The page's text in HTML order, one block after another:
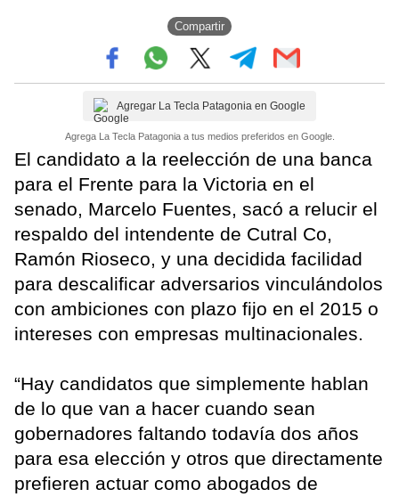
Compartir
Agregar La Tecla Patagonia en Google
Agrega La Tecla Patagonia a tus medios preferidos en Google.
El candidato a la reelección de una banca
para el Frente para la Victoria en el
senado, Marcelo Fuentes, sacó a relucir el
respaldo del intendente de Cutral Co,
Ramón Rioseco, y una decidida facilidad
para descalificar adversarios vinculándolos
con ambiciones con plazo fijo en el 2015 o
intereses con empresas multinacionales.
“Hay candidatos que simplemente hablan
de lo que van a hacer cuando sean
gobernadores faltando todavía dos años
para esa elección y otros que directamente
prefieren actuar como abogados de